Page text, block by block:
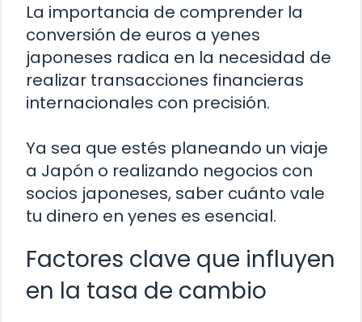
La importancia de comprender la
conversión de euros a yenes
japoneses radica en la necesidad de
realizar transacciones financieras
internacionales con precisión.
Ya sea que estés planeando un viaje
a Japón o realizando negocios con
socios japoneses, saber cuánto vale
tu dinero en yenes es esencial.
Factores clave que influyen
en la tasa de cambio